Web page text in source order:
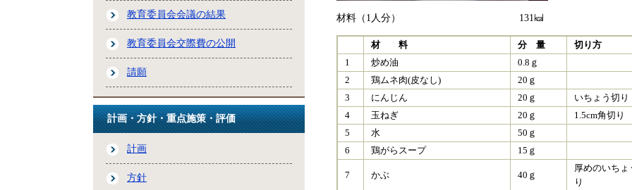
教育委員会会議の結果
教育委員会交際費の公開
請願
計画・方針・重点施策・評価
計画
方針
材料（1人分） 131㎉
材 料 分 量
切り方
1
炒め油
0.8ｇ
2
鶏ムネ肉(皮なし)
20ｇ
3
にんじん 20ｇ
いちょう切り
4
玉ねぎ 20ｇ
1.5cm角切り
5
水
50ｇ
6
鶏がらスープ 15ｇ
7 かぶ 40ｇ
厚めのいちょ
り